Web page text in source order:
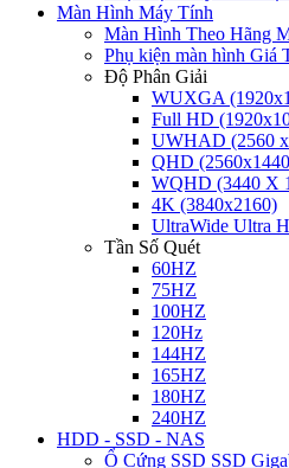
Màn Hình Máy Tính
Màn Hình Theo Hãng
Phụ kiện màn hình Giá
Độ Phân Giải
WUXGA
Full HD
UWHAD (2560
QHD
WQHD (3440 X
4K (3840x2160)
UltraWide Ultra
Tần Số Quét
60HZ
75HZ
100HZ
120Hz
144HZ
165HZ
180HZ
240HZ
HDD - SSD - NAS
Ổ Cứng SSD SSD